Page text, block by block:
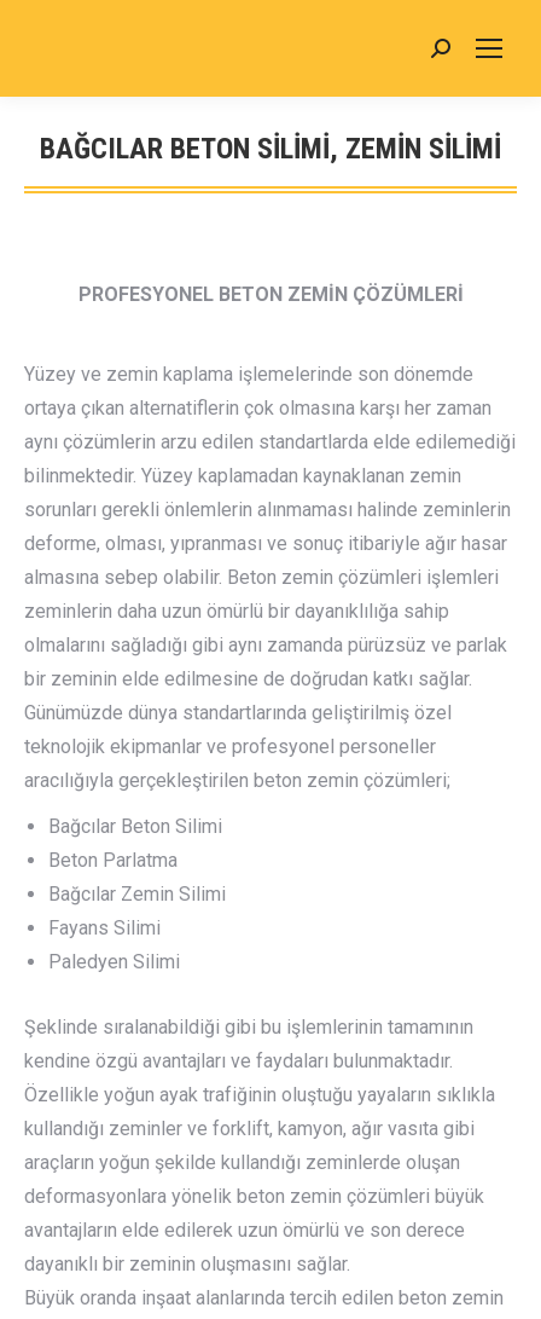
Search:
BAĞCILAR BETON SİLİMİ, ZEMİN SİLİMİ
You are here:
PROFESYONEL BETON ZEMİN ÇÖZÜMLERİ
Yüzey ve zemin kaplama işlemelerinde son dönemde
ortaya çıkan alternatiflerin çok olmasına karşı her zaman
aynı çözümlerin arzu edilen standartlarda elde edilemediği
bilinmektedir. Yüzey kaplamadan kaynaklanan zemin
sorunları gerekli önlemlerin alınmaması halinde zeminlerin
deforme, olması, yıpranması ve sonuç itibariyle ağır hasar
almasına sebep olabilir. Beton zemin çözümleri işlemleri
zeminlerin daha uzun ömürlü bir dayanıklılığa sahip
olmalarını sağladığı gibi aynı zamanda pürüzsüz ve parlak
bir zeminin elde edilmesine de doğrudan katkı sağlar.
Günümüzde dünya standartlarında geliştirilmiş özel
teknolojik ekipmanlar ve profesyonel personeller
aracılığıyla gerçekleştirilen beton zemin çözümleri;
Bağcılar Beton Silimi
Beton Parlatma
Bağcılar Zemin Silimi
Fayans Silimi
Paledyen Silimi
Şeklinde sıralanabildiği gibi bu işlemlerinin tamamının
kendine özgü avantajları ve faydaları bulunmaktadır.
Özellikle yoğun ayak trafiğinin oluştuğu yayaların sıklıkla
kullandığı zeminler ve forklift, kamyon, ağır vasıta gibi
araçların yoğun şekilde kullandığı zeminlerde oluşan
deformasyonlara yönelik beton zemin çözümleri büyük
avantajların elde edilerek uzun ömürlü ve son derece
dayanıklı bir zeminin oluşmasını sağlar.
Büyük oranda inşaat alanlarında tercih edilen beton zemin